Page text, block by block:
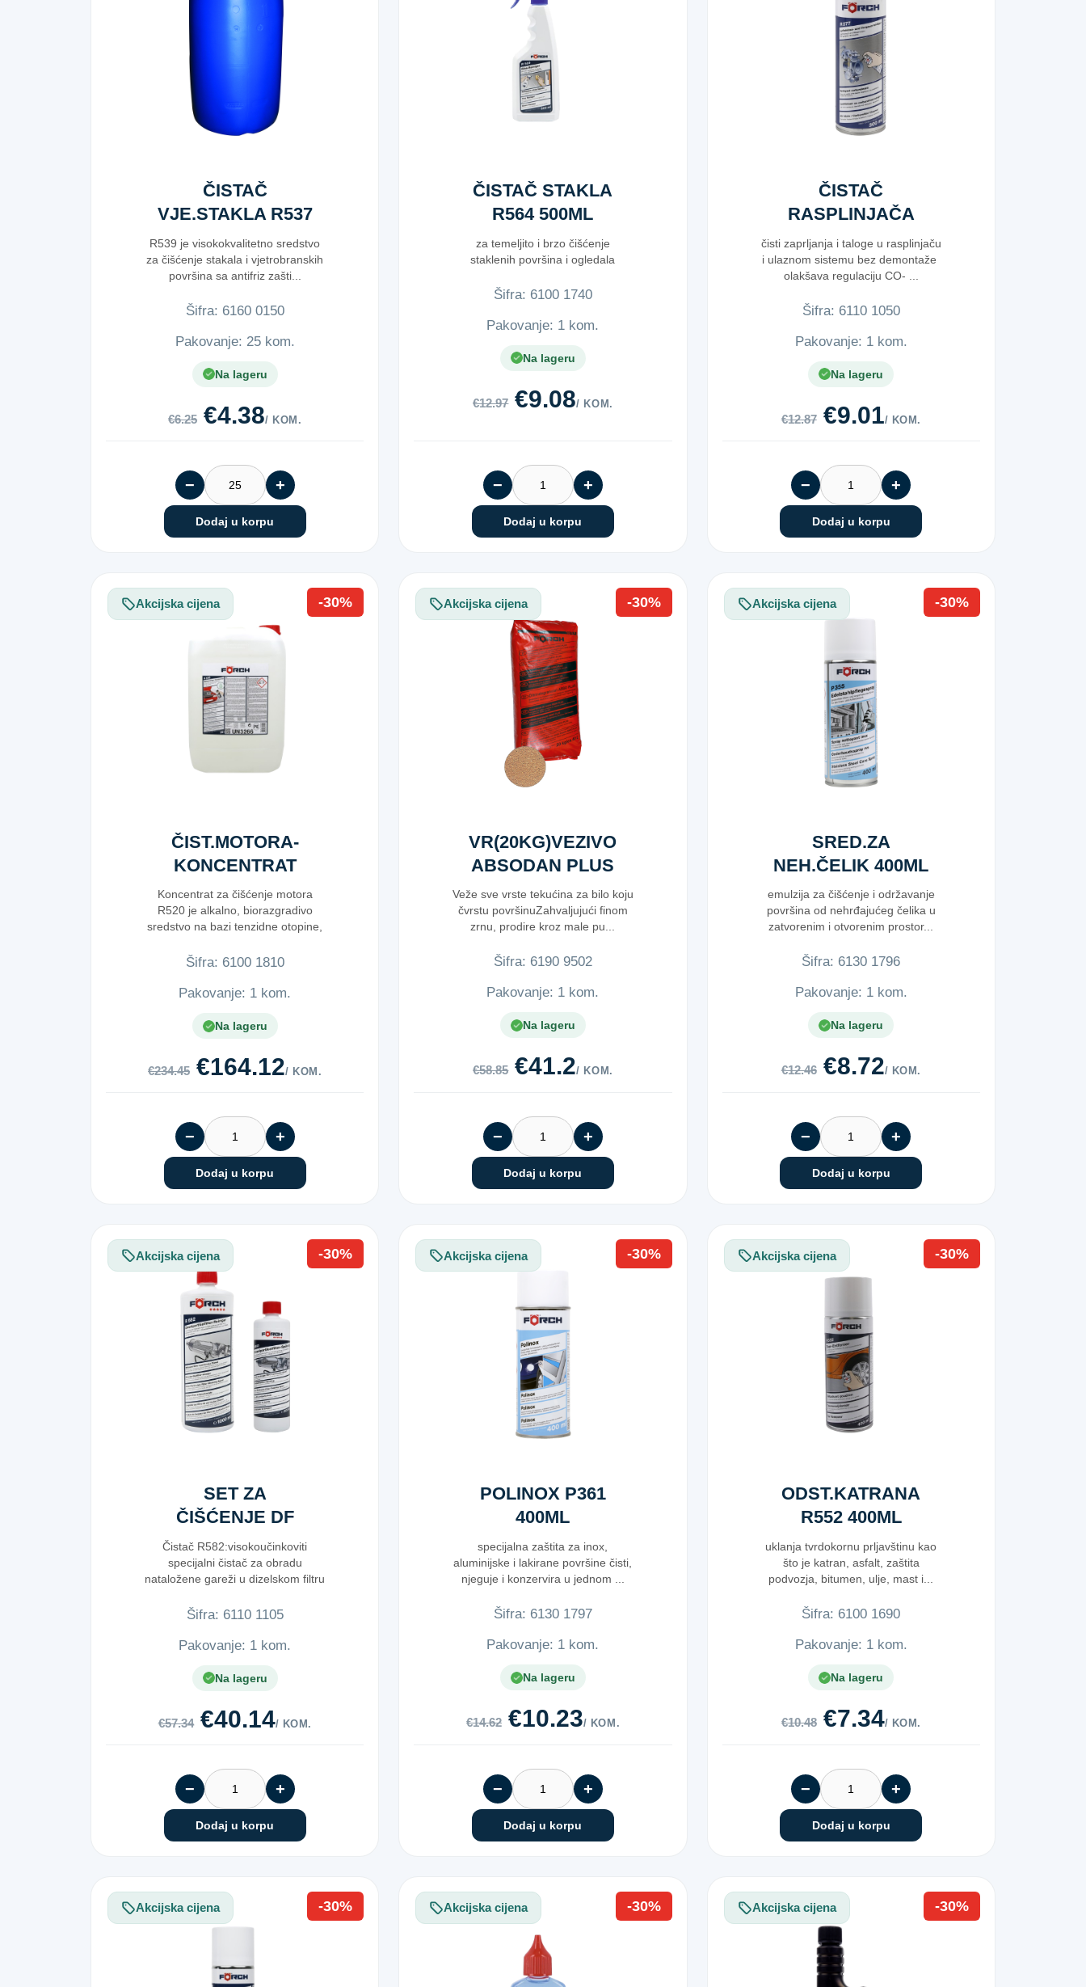
ČISTAČ
VJE.STAKLA R537
500ML
R539 je visokokvalitetno sredstvo
za čišćenje stakala i vjetrobranskih
površina sa antifriz zašti...
Šifra: 6​1​6​0​ ​0​1​5​0​
Pakovanje: 25 kom.
Na lageru
€6.25 €4.38/ KOM.
− +
Dodaj u korpu
ČISTAČ STAKLA
R564 500ML
za temeljito i brzo čišćenje
staklenih površina i ogledala
Šifra: 6​1​0​0​ ​1​7​4​0​
Pakovanje: 1 kom.
Na lageru
€12.97 €9.08/ KOM.
− +
Dodaj u korpu
ČISTAČ
RASPLINJAČA
R577 300ML
čisti zaprljanja i taloge u rasplinjaču
i ulaznom sistemu bez demontaže
olakšava regulaciju CO- ...
Šifra: 6​1​1​0​ ​1​0​5​0​
Pakovanje: 1 kom.
Na lageru
€12.87 €9.01/ KOM.
− +
Dodaj u korpu
Akcijska cijena -30%
ČIST.MOTORA-
KONCENTRAT
25L-ADR
Koncentrat za čišćenje motora
R520 je alkalno, biorazgradivo
sredstvo na bazi tenzidne otopine,
Šifra: 6​1​0​0​ ​1​8​1​0​
Pakovanje: 1 kom.
Na lageru
€234.45 €164.12/ KOM.
− +
Dodaj u korpu
Akcijska cijena -30%
VR(20KG)VEZIVO
ABSODAN PLUS
Veže sve vrste tekućina za bilo koju
čvrstu površinuZahvaljujući finom
zrnu, prodire kroz male pu...
Šifra: 6​1​9​0​ ​9​5​0​2​
Pakovanje: 1 kom.
Na lageru
€58.85 €41.2/ KOM.
− +
Dodaj u korpu
Akcijska cijena -30%
SRED.ZA
NEH.ČELIK 400ML
P355
emulzija za čišćenje i održavanje
površina od nehrđajućeg čelika u
zatvorenim i otvorenim prostor...
Šifra: 6​1​3​0​ ​1​7​9​6​
Pakovanje: 1 kom.
Na lageru
€12.46 €8.72/ KOM.
− +
Dodaj u korpu
Akcijska cijena -30%
SET ZA
ČIŠĆENJE DF
R582+R583
Čistač R582:visokoučinkoviti
specijalni čistač za obradu
nataložene gareži u dizelskom filtru
Šifra: 6​1​1​0​ ​1​1​0​5​
Pakovanje: 1 kom.
Na lageru
€57.34 €40.14/ KOM.
− +
Dodaj u korpu
Akcijska cijena -30%
POLINOX P361
400ML
specijalna zaštita za inox,
aluminijske i lakirane površine čisti,
njeguje i konzervira u jednom ...
Šifra: 6​1​3​0​ ​1​7​9​7​
Pakovanje: 1 kom.
Na lageru
€14.62 €10.23/ KOM.
− +
Dodaj u korpu
Akcijska cijena -30%
ODST.KATRANA
R552 400ML
uklanja tvrdokornu prljavštinu kao
što je katran, asfalt, zaštita
podvozja, bitumen, ulje, mast i...
Šifra: 6​1​0​0​ ​1​6​9​0​
Pakovanje: 1 kom.
Na lageru
€10.48 €7.34/ KOM.
− +
Dodaj u korpu
Akcijska cijena -30% Akcijska cijena -30% Akcijska cijena -30%